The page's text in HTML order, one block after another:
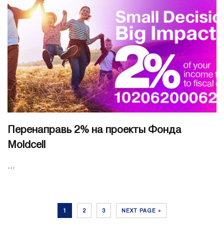
Перенаправь 2% на проекты Фонда
Moldcell
...
1 2 3 NEXT PAGE »